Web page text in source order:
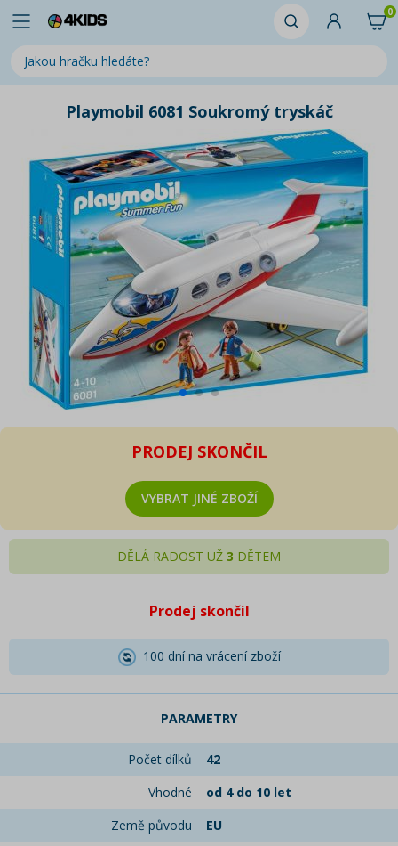
0
Playmobil 6081 Soukromý tryskáč
PRODEJ SKONČIL
VYBRAT JINÉ ZBOŽÍ
DĚLÁ RADOST UŽ 3 DĚTEM
Prodej skončil
100 dní na vrácení zboží
PARAMETRY
Počet dílků
42
Vhodné
od 4 do 10 let
Země původu
EU